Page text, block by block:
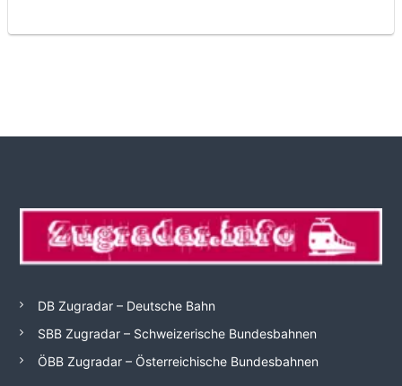
DB Zugradar – Deutsche Bahn
SBB Zugradar – Schweizerische Bundesbahnen
ÖBB Zugradar – Österreichische Bundesbahnen